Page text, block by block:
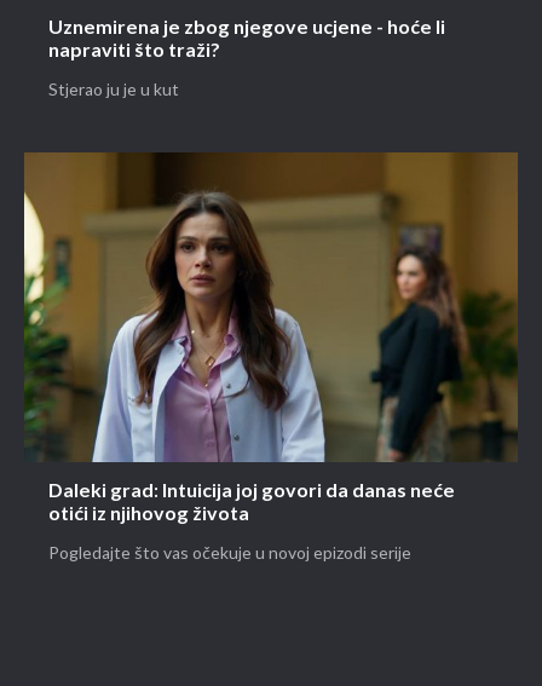
Uznemirena je zbog njegove ucjene - hoće li
napraviti što traži?
Stjerao ju je u kut
Daleki grad: Intuicija joj govori da danas neće
otići iz njihovog života
Pogledajte što vas očekuje u novoj epizodi serije